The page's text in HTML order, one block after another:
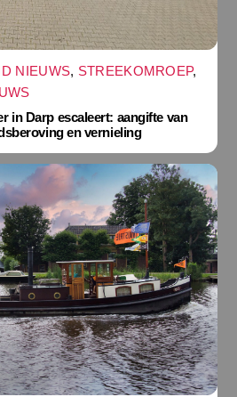
NIEUWS, STREEKOMROEP,
in Darp escaleert: aangifte van
en vernieling